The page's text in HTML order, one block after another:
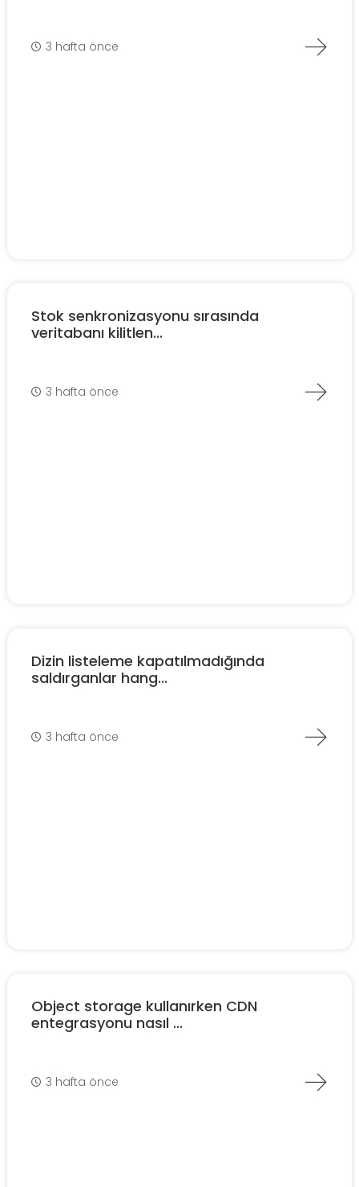
3 hafta önce
Stok senkronizasyonu sırasında
veritabanı kilitlen...
3 hafta önce
Dizin listeleme kapatılmadığında
saldırganlar hang...
3 hafta önce
Object storage kullanırken CDN
entegrasyonu nasıl ...
3 hafta önce